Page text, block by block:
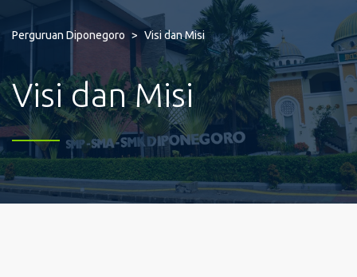
Perguruan Diponegoro > Visi dan Misi
Visi dan Misi